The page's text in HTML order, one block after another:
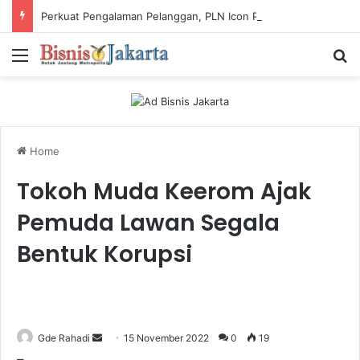
Menu
Home
Tokoh Muda Keerom Ajak
Pemuda Lawan Segala
Bentuk Korupsi
Gde Rahadi 15 November 2022 0 19